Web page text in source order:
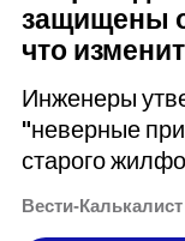
защищены
что
Инженеры
"неверные
старого
Вести-Калькалист